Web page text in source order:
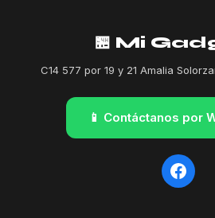
🏪 Mi
C14 577 por 19 y 21 Amalia
📱 Contáctanos por